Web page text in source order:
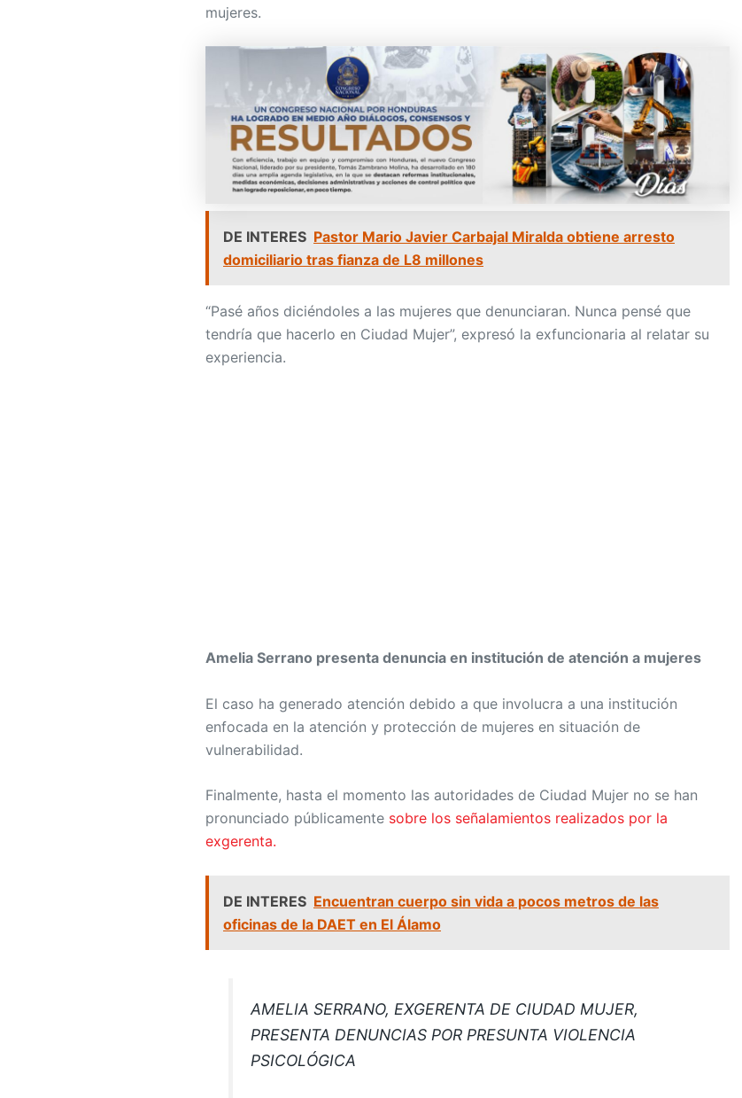
mujeres.
DE INTERES Pastor Mario Javier Carbajal Miralda obtiene arresto
domiciliario tras fianza de L8 millones
“Pasé años diciéndoles a las mujeres que denunciaran. Nunca pensé que
tendría que hacerlo en Ciudad Mujer”, expresó la exfuncionaria al relatar su
experiencia.
Amelia Serrano presenta denuncia en institución de atención a mujeres
El caso ha generado atención debido a que involucra a una institución
enfocada en la atención y protección de mujeres en situación de
vulnerabilidad.
Finalmente, hasta el momento las autoridades de Ciudad Mujer no se han
pronunciado públicamente sobre los señalamientos realizados por la
exgerenta.
DE INTERES Encuentran cuerpo sin vida a pocos metros de las
oficinas de la DAET en El Álamo
AMELIA SERRANO, EXGERENTA DE CIUDAD MUJER,
PRESENTA DENUNCIAS POR PRESUNTA VIOLENCIA
PSICOLÓGICA